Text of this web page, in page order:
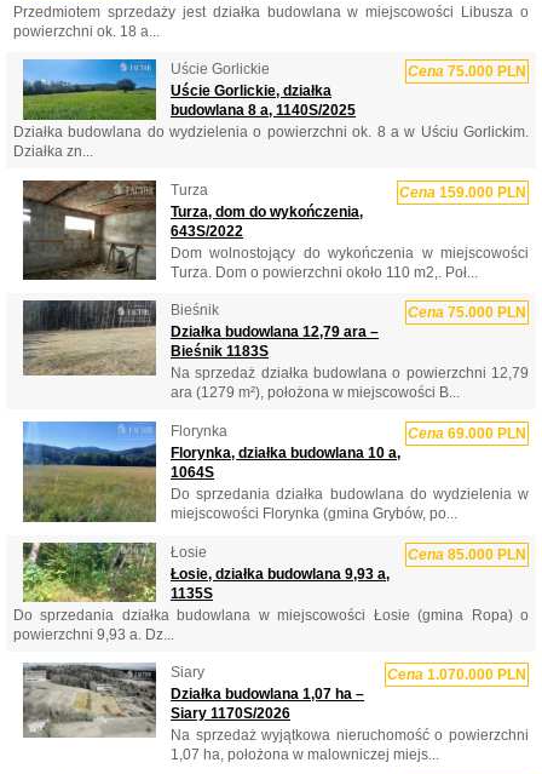
Przedmiotem sprzedaży jest działka budowlana w miejscowości Libusza o
powierzchni ok. 18 a...
Uście Gorlickie Cena 75.000 PLN
Uście Gorlickie, działka
budowlana 8 a, 1140S/2025
Działka budowlana do wydzielenia o powierzchni ok. 8 a w Uściu Gorlickim.
Działka zn...
Turza Cena 159.000 PLN
Turza, dom do wykończenia,
643S/2022
Dom wolnostojący do wykończenia w miejscowości
Turza. Dom o powierzchni około 110 m2,. Poł...
Bieśnik Cena 75.000 PLN
Działka budowlana 12,79 ara –
Bieśnik 1183S
Na sprzedaż działka budowlana o powierzchni 12,79
ara (1279 m²), położona w miejscowości B...
Florynka Cena 69.000 PLN
Florynka, działka budowlana 10 a,
1064S
Do sprzedania działka budowlana do wydzielenia w
miejscowości Florynka (gmina Grybów, po...
Łosie Cena 85.000 PLN
Łosie, działka budowlana 9,93 a,
1135S
Do sprzedania działka budowlana w miejscowości Łosie (gmina Ropa) o
powierzchni 9,93 a. Dz...
Siary Cena 1.070.000 PLN
Działka budowlana 1,07 ha –
Siary 1170S/2026
Na sprzedaż wyjątkowa nieruchomość o powierzchni
1,07 ha, położona w malowniczej miejs...